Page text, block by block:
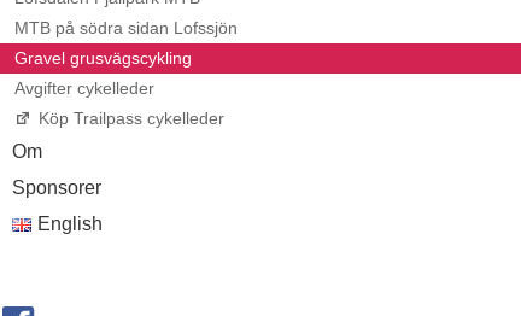
MTB på södra sidan Lofssjön
Gravel grusvägscykling
Avgifter cykelleder
Köp Trailpass cykelleder
Om
Sponsorer
English